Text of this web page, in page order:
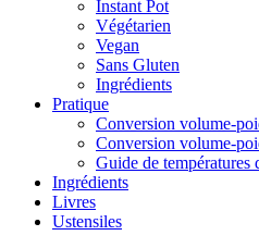
Instant Pot
Végétarien
Vegan
Sans Gluten
Ingrédients
Pratique
Conversion volume-
Conversion volume-
Guide de températures
Ingrédients
Livres
Ustensiles